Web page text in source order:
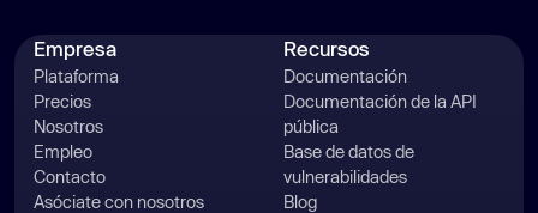
Empresa
Plataforma
Precios
Nosotros
Empleo
Contacto
Asóciate con nosotros
Recursos
Documentación
Documentación de la API
pública
Base de datos de
vulnerabilidades
Blog